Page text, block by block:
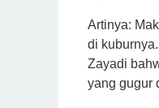
Artinya:
di
Zayadi
yang gugur